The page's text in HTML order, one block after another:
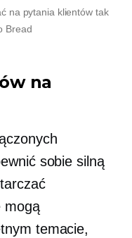
na pytania klientów tak
Bread
na
sobie silną
mogą
temacie,